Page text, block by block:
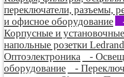
переключатели, разъемы,
и офисное оборудование
Корпусные и
напольные розетки Ledrand
Оптоэлектроника
-
оборудование
-